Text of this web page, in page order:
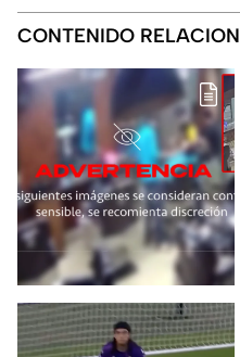
CONTENIDO